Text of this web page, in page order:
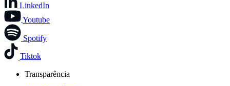
LinkedIn
Youtube
Spotify
Tiktok
Transparência